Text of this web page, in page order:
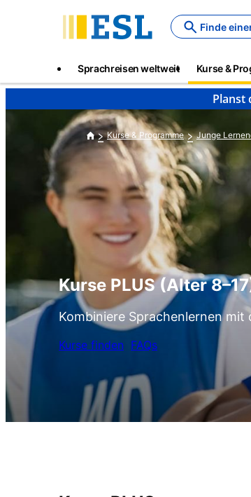
Finde
Sprachreisen weltweit Kurse &
Planst
Kurse & Programme Junge
Kurse PLUS (Alter
Kombiniere Sprachenlernen
Kurse finden FAQs